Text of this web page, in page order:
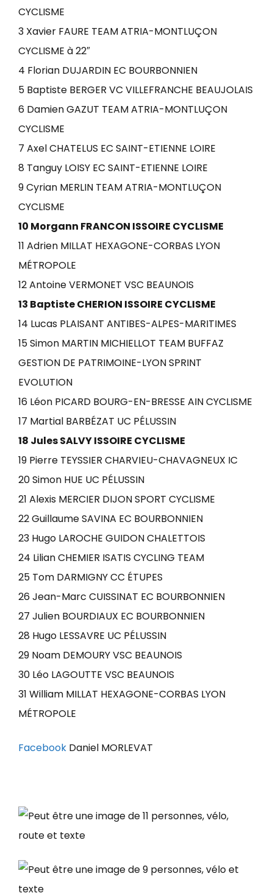
CYCLISME
3 Xavier FAURE TEAM ATRIA-MONTLUÇON
CYCLISME à 22″
4 Florian DUJARDIN EC BOURBONNIEN
5 Baptiste BERGER VC VILLEFRANCHE BEAUJOLAIS
6 Damien GAZUT TEAM ATRIA-MONTLUÇON
CYCLISME
7 Axel CHATELUS EC SAINT-ETIENNE LOIRE
8 Tanguy LOISY EC SAINT-ETIENNE LOIRE
9 Cyrian MERLIN TEAM ATRIA-MONTLUÇON
CYCLISME
10 Morgann FRANCON ISSOIRE CYCLISME
11 Adrien MILLAT HEXAGONE-CORBAS LYON
MÉTROPOLE
12 Antoine VERMONET VSC BEAUNOIS
13 Baptiste CHERION ISSOIRE CYCLISME
14 Lucas PLAISANT ANTIBES-ALPES-MARITIMES
15 Simon MARTIN MICHIELLOT TEAM BUFFAZ
GESTION DE PATRIMOINE-LYON SPRINT
EVOLUTION
16 Léon PICARD BOURG-EN-BRESSE AIN CYCLISME
17 Martial BARBÉZAT UC PÉLUSSIN
18 Jules SALVY ISSOIRE CYCLISME
19 Pierre TEYSSIER CHARVIEU-CHAVAGNEUX IC
20 Simon HUE UC PÉLUSSIN
21 Alexis MERCIER DIJON SPORT CYCLISME
22 Guillaume SAVINA EC BOURBONNIEN
23 Hugo LAROCHE GUIDON CHALETTOIS
24 Lilian CHEMIER ISATIS CYCLING TEAM
25 Tom DARMIGNY CC ÉTUPES
26 Jean-Marc CUISSINAT EC BOURBONNIEN
27 Julien BOURDIAUX EC BOURBONNIEN
28 Hugo LESSAVRE UC PÉLUSSIN
29 Noam DEMOURY VSC BEAUNOIS
30 Léo LAGOUTTE VSC BEAUNOIS
31 William MILLAT HEXAGONE-CORBAS LYON
MÉTROPOLE
Facebook Daniel MORLEVAT